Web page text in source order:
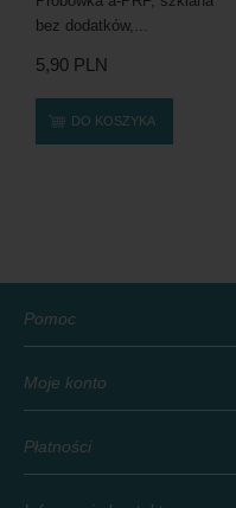
bez dodatków,...
5,90 PLN
DO KOSZYKA
Pomoc
Moje konto
Płatności